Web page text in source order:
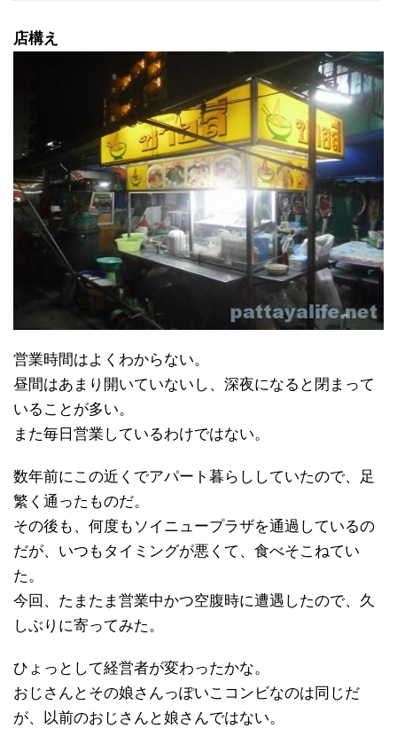
店構え
営業時間はよくわからない。
昼間はあまり開いていないし、深夜になると閉まって
いることが多い。
また毎日営業しているわけではない。
数年前にこの近くでアパート暮らししていたので、足
繁く通ったものだ。
その後も、何度もソイニュープラザを通過しているの
だが、いつもタイミングが悪くて、食べそこねてい
た。
今回、たまたま営業中かつ空腹時に遭遇したので、久
しぶりに寄ってみた。
ひょっとして経営者が変わったかな。
おじさんとその娘さんっぽいこコンビなのは同じだ
が、以前のおじさんと娘さんではない。